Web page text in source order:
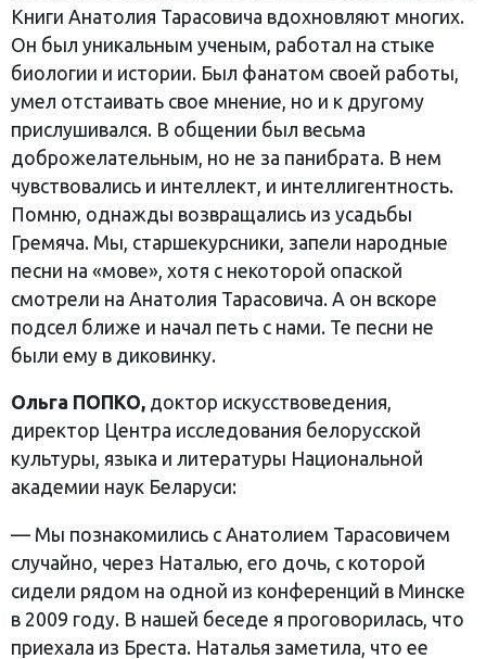
Книги Анатолия Тарасовича вдохновляют многих.
Он был уникальным ученым, работал на стыке
биологии и истории. Был фанатом своей работы,
умел отстаивать свое мнение, но и к другому
прислушивался. В общении был весьма
доброжелательным, но не за панибрата. В нем
чувствовались и интеллект, и интеллигентность.
Помню, однажды возвращались из усадьбы
Гремяча. Мы, старшекурсники, запели народные
песни на «мове», хотя с некоторой опаской
смотрели на Анатолия Тарасовича. А он вскоре
подсел ближе и начал петь с нами. Те песни не
были ему в диковинку.
Ольга ПОПКО, доктор искусствоведения,
директор Центра исследования белорусской
культуры, языка и литературы Национальной
академии наук Беларуси:
— Мы познакомились с Анатолием Тарасовичем
случайно, через Наталью, его дочь, с которой
сидели рядом на одной из конференций в Минске
в 2009 году. В нашей беседе я проговорилась, что
приехала из Бреста. Наталья заметила, что ее